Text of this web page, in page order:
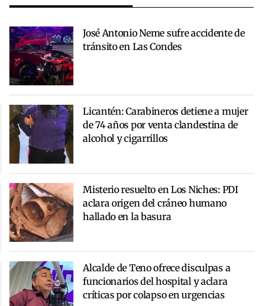
José Antonio Neme sufre accidente de
tránsito en Las Condes
Licantén: Carabineros detiene a mujer
de 74 años por venta clandestina de
alcohol y cigarrillos
Misterio resuelto en Los Niches: PDI
aclara origen del cráneo humano
hallado en la basura
Alcalde de Teno ofrece disculpas a
funcionarios del hospital y aclara
críticas por colapso en urgencias